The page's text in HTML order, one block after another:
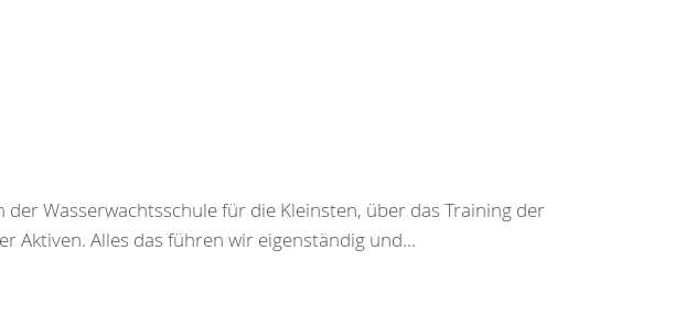
Wasserwachtsschule für die Kleinsten, über das Training der
Aktiven. Alles das führen wir eigenständig und...